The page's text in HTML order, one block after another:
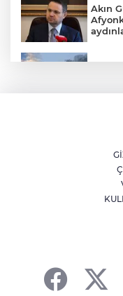
Akın
ele